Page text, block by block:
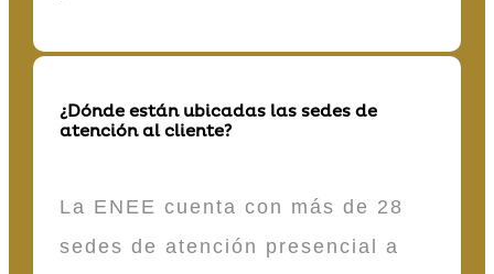
¿Dónde están ubicadas las sedes de
atención al cliente?
La ENEE cuenta con más de 28
sedes de atención presencial a